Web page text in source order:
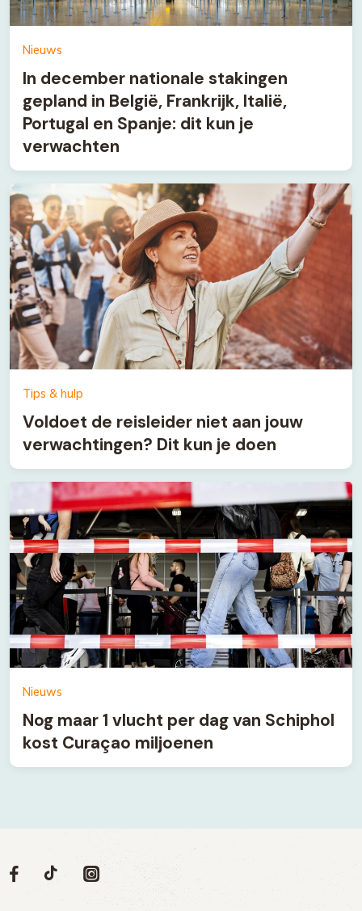
Nieuws
In december nationale stakingen
gepland in België, Frankrijk, Italië,
Portugal en Spanje: dit kun je
verwachten
Tips & hulp
Voldoet de reisleider niet aan jouw
verwachtingen? Dit kun je doen
Nieuws
Nog maar 1 vlucht per dag van Schiphol
kost Curaçao miljoenen
Volg
Social
Volg
Volg
Volg